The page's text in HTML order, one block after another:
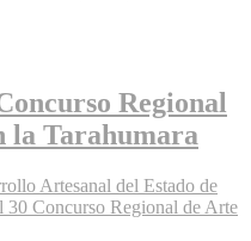
Regional
la Tarahumara
Artesanal del Estado de
Concurso Regional de Arte